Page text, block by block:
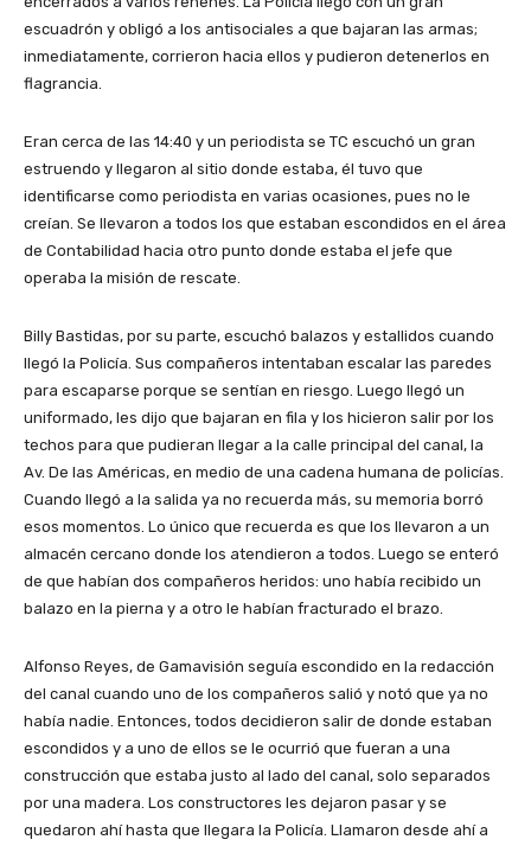
escuadrón y obligó a los antisociales a que bajaran las armas;
inmediatamente, corrieron hacia ellos y pudieron detenerlos en
flagrancia.
Eran cerca de las 14:40 y un periodista se TC escuchó un gran
estruendo y llegaron al sitio donde estaba, él tuvo que
identificarse como periodista en varias ocasiones, pues no le
creían. Se llevaron a todos los que estaban escondidos en el área
de Contabilidad hacia otro punto donde estaba el jefe que
operaba la misión de rescate.
Billy Bastidas, por su parte, escuchó balazos y estallidos cuando
llegó la Policía. Sus compañeros intentaban escalar las paredes
para escaparse porque se sentían en riesgo. Luego llegó un
uniformado, les dijo que bajaran en fila y los hicieron salir por los
techos para que pudieran llegar a la calle principal del canal, la
Av. De las Américas, en medio de una cadena humana de policías.
Cuando llegó a la salida ya no recuerda más, su memoria borró
esos momentos. Lo único que recuerda es que los llevaron a un
almacén cercano donde los atendieron a todos. Luego se enteró
de que habían dos compañeros heridos: uno había recibido un
balazo en la pierna y a otro le habían fracturado el brazo.
Alfonso Reyes, de Gamavisión seguía escondido en la redacción
del canal cuando uno de los compañeros salió y notó que ya no
había nadie. Entonces, todos decidieron salir de donde estaban
escondidos y a uno de ellos se le ocurrió que fueran a una
construcción que estaba justo al lado del canal, solo separados
por una madera. Los constructores les dejaron pasar y se
quedaron ahí hasta que llegara la Policía. Llamaron desde ahí a